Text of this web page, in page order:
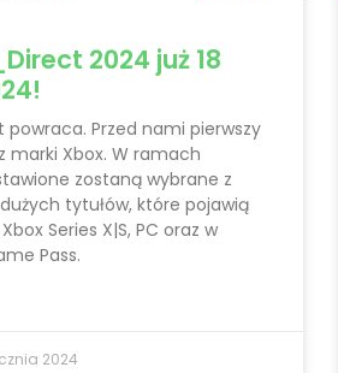
2024 już 18
powraca. Przed nami pierwszy
marki Xbox. W ramach
zostaną wybrane z
tytułów, które pojawią
Series X|S, PC oraz w
Pass.
2024